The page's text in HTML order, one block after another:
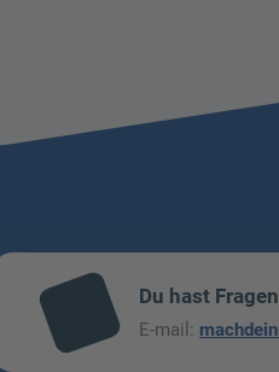
mai
l
Du hast
E-mail: